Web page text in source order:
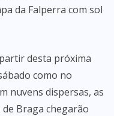
da Falperra com sol
desta próxima
como no
nuvens dispersas, as
Braga chegarão